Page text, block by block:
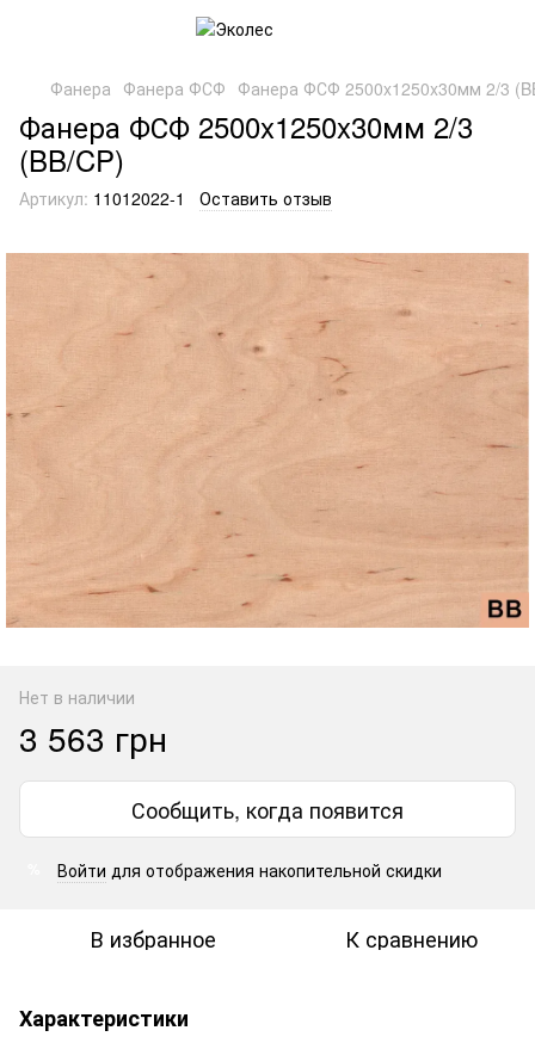
Фанера Фанера ФСФ Фанера ФСФ 2500x1250x30мм 2/3
Фанера ФСФ 2500x1250x30мм 2/3
(BB/CP)
Артикул: 11012022-1 Оставить отзыв
Нет в наличии
3 563 грн
Сообщить, когда появится
Войти для отображения накопительной скидки
В избранное К сравнению
Характеристики